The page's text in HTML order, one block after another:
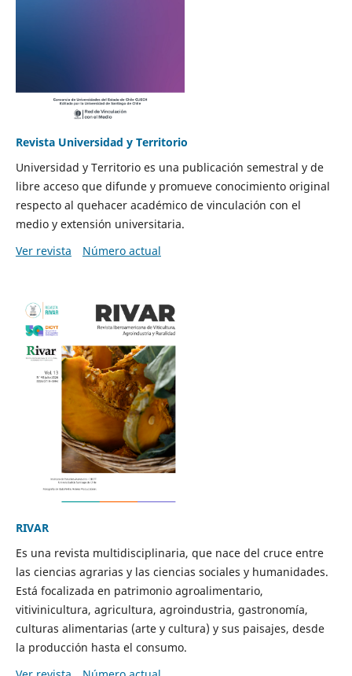
Revista Universidad y Territorio
Universidad y Territorio es una publicación semestral y de
libre acceso que difunde y promueve conocimiento original
respecto al quehacer académico de vinculación con el
medio y extensión universitaria.
Ver revista
Número actual
RIVAR
Es una revista multidisciplinaria, que nace del cruce entre
las ciencias agrarias y las ciencias sociales y humanidades.
Está focalizada en patrimonio agroalimentario,
vitivinicultura, agricultura, agroindustria, gastronomía,
culturas alimentarias (arte y cultura) y sus paisajes, desde
la producción hasta el consumo.